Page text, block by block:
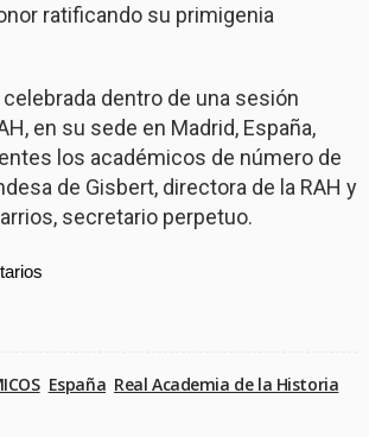
ratificando su primigenia
dentro de una sesión
en su sede en Madrid, España,
los académicos de número de
de Gisbert, directora de la RAH y
secretario perpetuo.
España Real Academia de la Historia